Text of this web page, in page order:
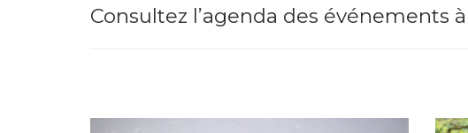
Consultez l’agenda des événements